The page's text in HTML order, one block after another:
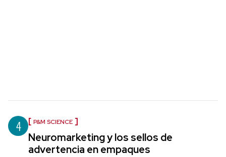
4 P&M SCIENCE
Neuromarketing y los sellos de
advertencia en empaques